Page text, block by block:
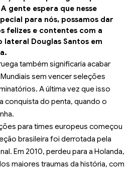
gente espera que nesse
para nós, possamos dar
felizes e contentes com a
Douglas Santos em
também significaria acabar
sem vencer seleções
A última vez que isso
conquista do penta, quando o
para times europeus começou
brasileira foi derrotada pela
Em 2010, perdeu para a Holanda,
maiores traumas da história, com